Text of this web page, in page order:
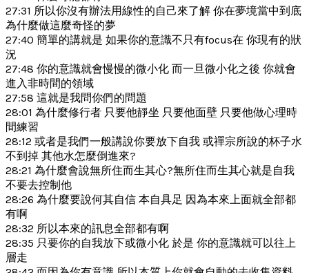
27:31 所以你沒有辦法用線性的自己來了解 你在夢境當中到底
為什麼做這麼奇怪的夢
27:40 簡單的講就是 如果你的意識不只有focus在 你現有的狀
況
27:48 你的意識就會慢慢的微小化 而一旦微小化之後 你就會
進入非時間的領域
27:58 這就是我問你們的問題
28:01 為什麼修行者 只要他靜坐 只要他面壁 只要他做心理時
間練習
28:12 或者是我們一般講說你要放下自我 或禪宗所說的杯子水
不到掉 其他水怎麼倒進來?
28:21 為什麼會說無所住而生其心?無所住而生其心就是自我
不要去控制他
28:26 為什麼要說何其自信 本自具足 因為本來上面就全部都
有啊
28:32 所以本來的訊息全部都有啊
28:35 只要你的自我放下或微小化 於是 你的意識就可以往上
層走